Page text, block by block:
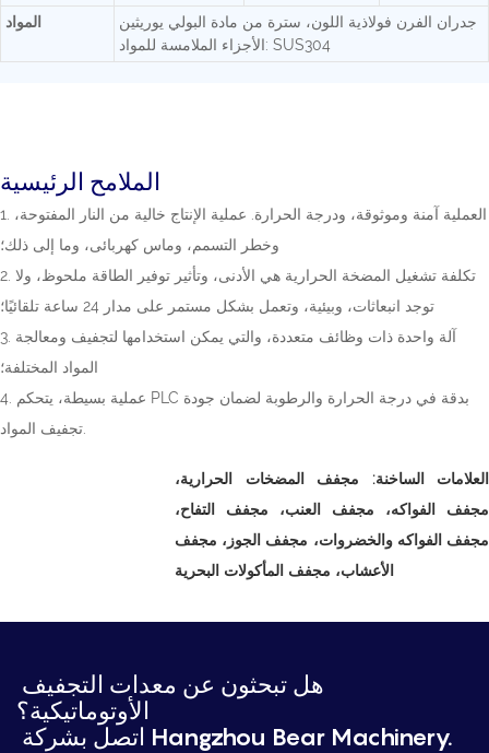
المواد
جدران الفرن فولاذية اللون، سترة من مادة البولي يوريثين
الأجزاء الملامسة للمواد: SUS304
الملامح الرئيسية
1. العملية آمنة وموثوقة، ودرجة الحرارة. عملية الإنتاج خالية من النار المفتوحة،
وخطر التسمم، وماس كهربائى، وما إلى ذلك؛
2. تكلفة تشغيل المضخة الحرارية هي الأدنى، وتأثير توفير الطاقة ملحوظ، ولا
توجد انبعاثات، وبيئية، وتعمل بشكل مستمر على مدار 24 ساعة تلقائيًا؛
3. آلة واحدة ذات وظائف متعددة، والتي يمكن استخدامها لتجفيف ومعالجة
المواد المختلفة؛
4. عملية بسيطة، يتحكم PLC بدقة في درجة الحرارة والرطوبة لضمان جودة
العلامات الساخنة: مجفف المضخات الحرارية،
مجفف الفواكه، مجفف العنب، مجفف التفاح،
مجفف الفواكه والخضروات، مجفف الجوز، مجفف
الأعشاب، مجفف المأكولات البحرية
الأوتوماتيكية؟
اتصل بشركة Hangzhou Bear Machinery.